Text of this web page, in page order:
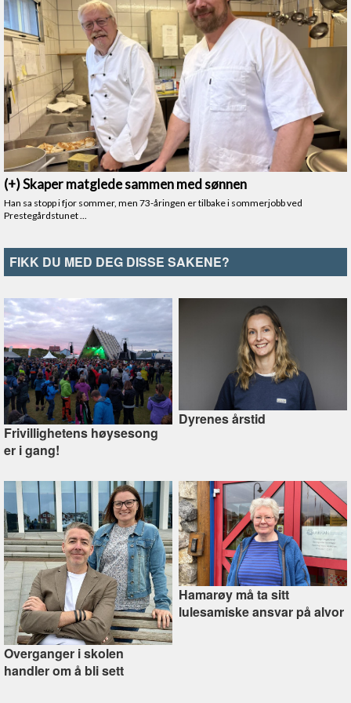
FIKK DU MED DEG DISSE SAKENE?
Frivillighetens høysesong
er i gang!
Dyrenes årstid
Overganger i skolen
handler om å bli sett
Hamarøy må ta sitt
lulesamiske ansvar på alvor